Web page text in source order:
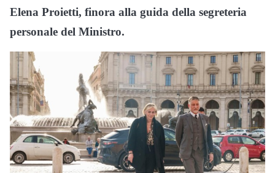
Elena Proietti, finora alla guida della segreteria
personale del Ministro.